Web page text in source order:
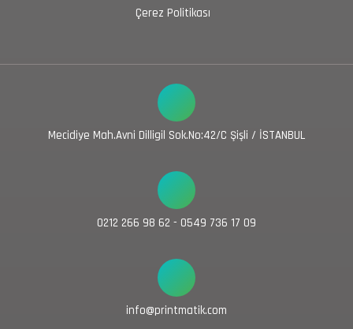
Çerez Politikası
Mecidiye Mah.Avni Dilligil Sok.No:42/C Şişli / İSTANBUL
0212 266 98 62 - 0549 736 17 09
info@printmatik.com